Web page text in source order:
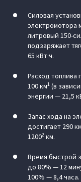
Силовая
электромотора
литровый 150-
подзаряжает
65 кВт·ч.
Расход топлива
100 км1 (в
энергии — 21,5
Запас хода на
достигает 290
12002 км.
Время быстрой
до 80% — 12
100% — 8,4 часа.